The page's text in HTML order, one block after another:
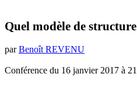
Quel modèle de
parBenoît REVENU
Conférence du 16 janvier 2017 à